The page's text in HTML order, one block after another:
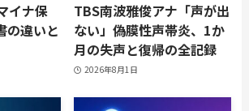
イナ保
の違いと
TBS南波雅俊アナ「声が出
ない」偽膜性声帯炎、1か
月の失声と復帰の全記録
2026年8月1日